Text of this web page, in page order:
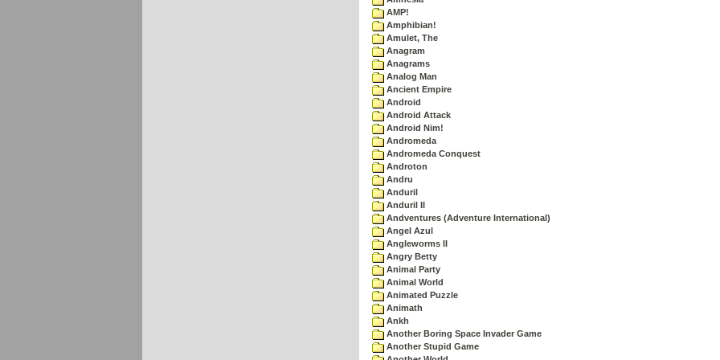
AMP!
Amphibian!
Amulet, The
Anagram
Anagrams
Analog Man
Ancient Empire
Android
Android Attack
Android Nim!
Andromeda
Andromeda Conquest
Androton
Andru
Anduril
Anduril II
Andventures (Adventure International)
Angel Azul
Angleworms II
Angry Betty
Animal Party
Animal World
Animated Puzzle
Animath
Ankh
Another Boring Space Invader Game
Another Stupid Game